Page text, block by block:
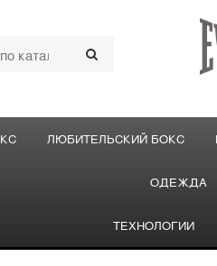
ЛЮБИТЕЛЬСКИЙ БОКС
ОДЕЖДА
ТЕХНОЛОГИИ